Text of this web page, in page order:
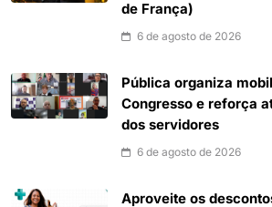
de França)
6 de agosto de 2026
Pública organiza
Congresso e reforça
dos servidores
6 de agosto de 2026
Aproveite os